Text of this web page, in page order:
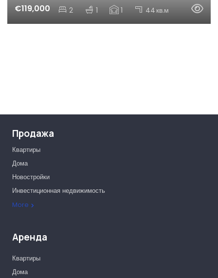
€119,000 2 1 1 44 кв.м
Продажа
More
Квартиры
Дома
Новостройки
Инвестиционная недвижимость
Офисы
Аренда
Квартиры
Дома